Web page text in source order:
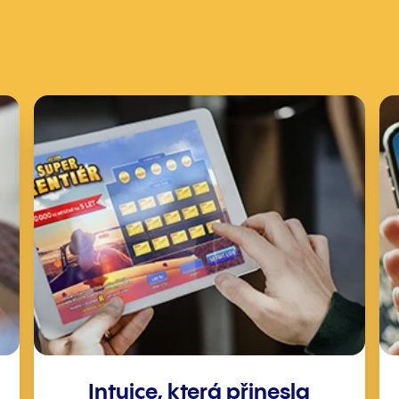
Intuice, která přinesla